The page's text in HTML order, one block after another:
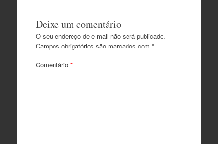
Deixe um comentário
O seu endereço de e-mail não será publicado.
Campos obrigatórios são marcados com *
Comentário *